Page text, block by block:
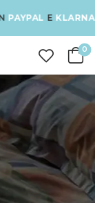
EKLARNA| USA
0